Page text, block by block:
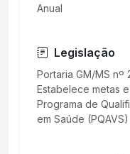
Anual
Legislação
Portaria GM/MS
Estabelece metas
Programa de